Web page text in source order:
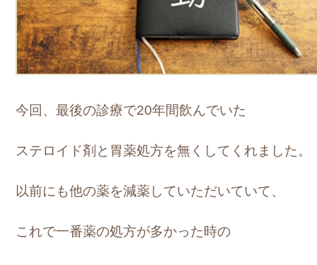
今回、最後の診療で20年間飲んでいた
ステロイド剤と胃薬処方を無くしてくれました。
以前にも他の薬を減薬していただいていて、
これで一番薬の処方が多かった時の